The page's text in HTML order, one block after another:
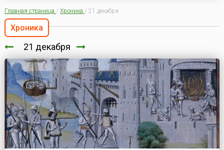
Главная страница / Хроника / 21 декабря
Хроника
21 декабря